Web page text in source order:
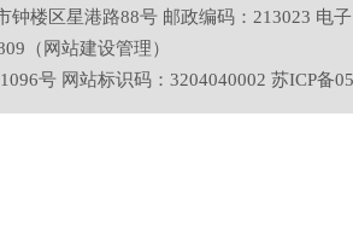
钟楼区星港路88号 邮政编码：213023 电
（网站建设管理）
号 网站标识码：3204040002 苏ICP备